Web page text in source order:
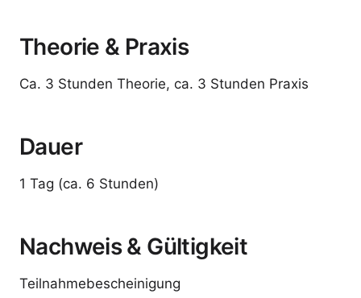
Theorie & Praxis
Ca. 3 Stunden Theorie, ca. 3 Stunden Praxis
Dauer
1 Tag (ca. 6 Stunden)
Nachweis & Gültigkeit
Teilnahmebescheinigung